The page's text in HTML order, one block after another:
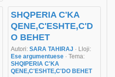
SHQPERIA C'KA
QENE,C'ESHTE,C'D
O BEHET
Autori: SARA TAHIRAJ · Lloji:
Ese argumentuese · Tema:
SHQIPERIA C'KA
QENE,C'ESHTE,C'DO BEHET